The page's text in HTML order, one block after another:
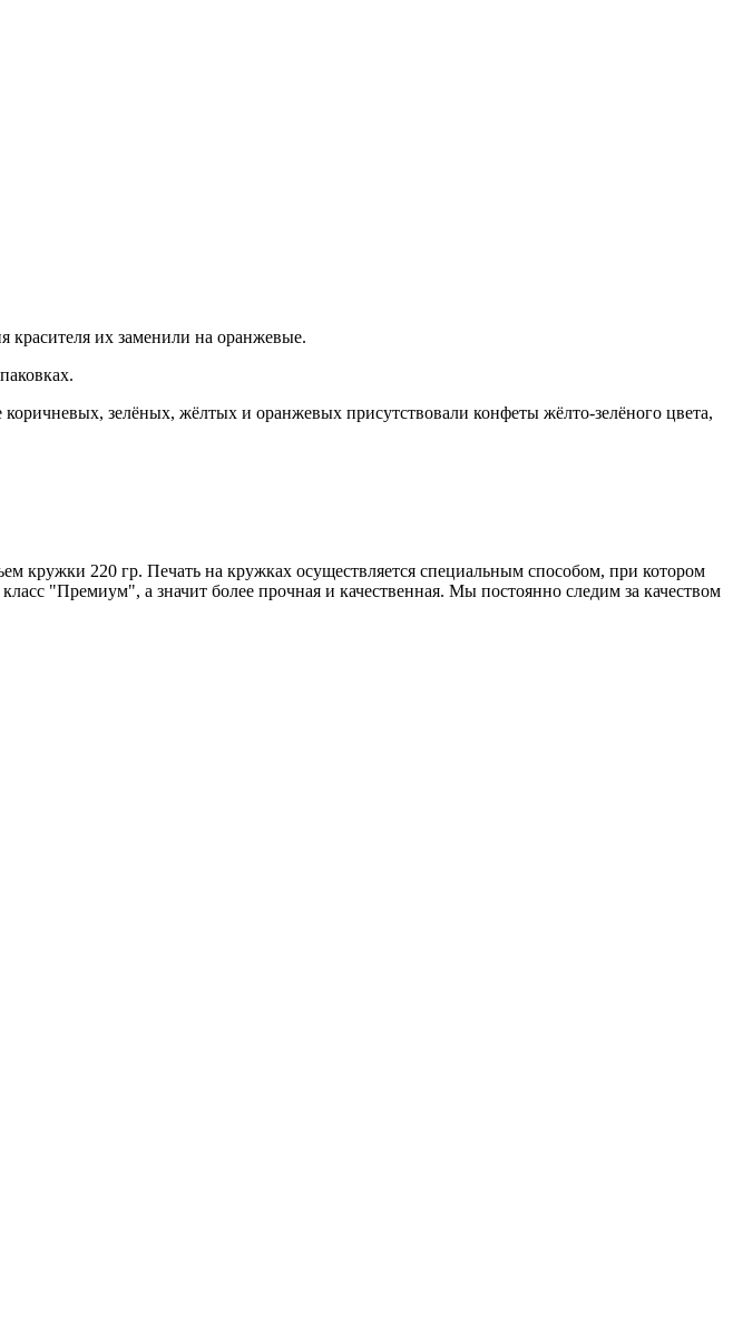
красителя их заменили на оранжевые.
зелёных, жёлтых и оранжевых присутствовали конфеты жёлто-зелёного цвета,
кружки 220 гр. Печать на кружках осуществляется специальным способом, при котором
"Премиум", а значит более прочная и качественная. Мы постоянно следим за качеством